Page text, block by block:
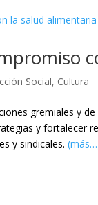
Social, Cultura
gremiales y
y fortalecer
y sindicales.